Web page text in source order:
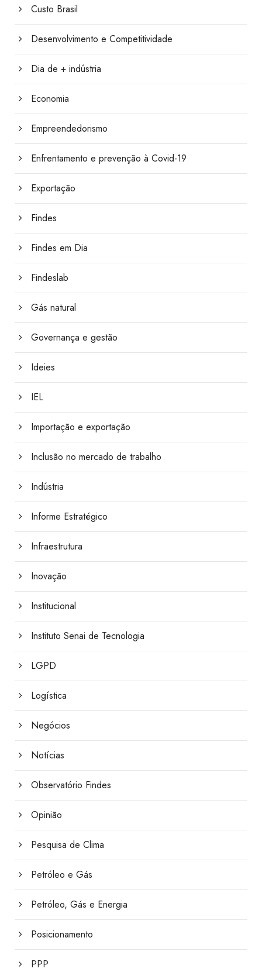
Custo Brasil
Desenvolvimento e Competitividade
Dia de + indústria
Economia
Empreendedorismo
Enfrentamento e prevenção à Covid-19
Exportação
Findes
Findes em Dia
Findeslab
Gás natural
Governança e gestão
Ideies
IEL
Importação e exportação
Inclusão no mercado de trabalho
Indústria
Informe Estratégico
Infraestrutura
Inovação
Institucional
Instituto Senai de Tecnologia
LGPD
Logística
Negócios
Notícias
Observatório Findes
Opinião
Pesquisa de Clima
Petróleo e Gás
Petróleo, Gás e Energia
Posicionamento
PPP